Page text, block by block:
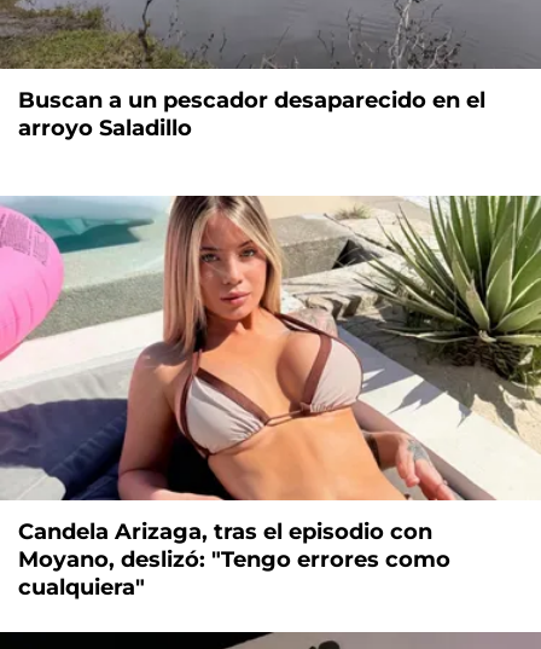
Buscan a un pescador desaparecido en el
arroyo Saladillo
Candela Arizaga, tras el episodio con
Moyano, deslizó: "Tengo errores como
cualquiera"